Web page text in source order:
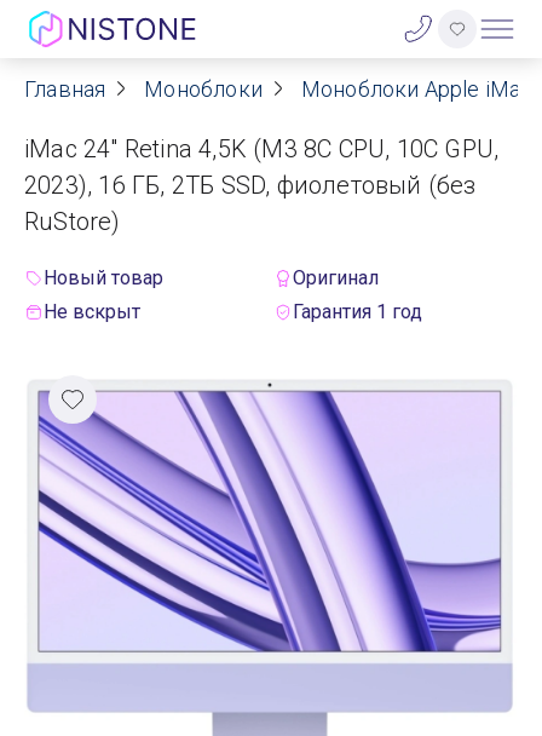
Акции
О нас
Блог
Договор оферты
Контакты
Гарантия
Оплата
Доставка
Самовывоз
Главная Моноблоки Моноблоки Apple iMac
iMac 24" Retina 4,5K (M3 8C CPU, 10C GPU,
2023), 16 ГБ, 2ТБ SSD, фиолетовый (без
RuStore)
Новый товар
Оригинал
Не вскрыт
Гарантия 1 год